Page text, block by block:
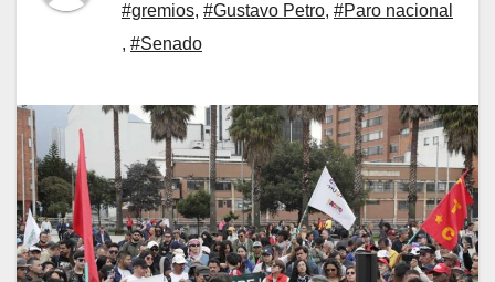
#gremios, #Gustavo Petro, #Paro nacional
, #Senado